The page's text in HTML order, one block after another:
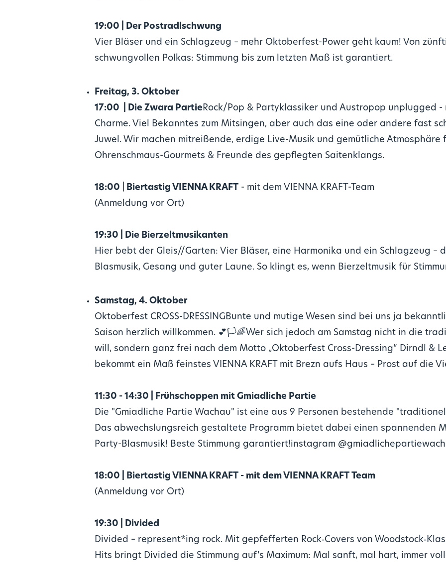
19:00 | Der Postradlschwung
Vier Bläser und ein Schlagzeug – mehr Oktoberfest-Power geht kaum! Von
schwungvollen Polkas: Stimmung bis zum letzten Maß ist garantiert.
Freitag, 3. Oktober
17:00 | Die Zwara Partie Rock/Pop & Partyklassiker und Austropop unplugged
Charme. Viel Bekanntes zum Mitsingen, aber auch das eine oder andere fast
Juwel. Wir machen mitreißende, erdige Live-Musik und gemütliche Atmosphäre
Ohrenschmaus-Gourmets & Freunde des gepflegten Saitenklangs.
18:00 Biertastig VIENNA KRAFT
- mit dem VIENNA KRAFT-Team
(Anmeldung vor Ort)
19:30 | Die Bierzeltmusikanten
Hier bebt der Gleis//Garten: Vier Bläser, eine Harmonika und ein Schlagzeug –
Blasmusik, Gesang und guter Laune. So klingt es, wenn Bierzeltmusik für
Samstag, 4. Oktober
Oktoberfest CROSS-DRESSINGBunte und mutige Wesen sind bei uns ja
Saison herzlich willkommen. 💕🏳️🌈Wer sich jedoch am Samstag nicht in die
will, sondern ganz frei nach dem Motto „Oktoberfest Cross-Dressing“ Dirndl &
bekommt ein Maß feinstes VIENNA KRAFT mit Brezn aufs Haus – Prost auf die
11:30 - 14:30 | Frühschoppen mit Gmiadliche Partie
Die "Gmiadliche Partie Wachau" ist eine aus 9 Personen bestehende
Das abwechslungsreich gestaltete Programm bietet dabei einen spannenden
Party-Blasmusik! Beste Stimmung garantiert!instagram
18:00 | Biertastig VIENNA KRAFT - mit dem VIENNA KRAFT Team
(Anmeldung vor Ort)
19:30 | Divided
Divided – represent*ing rock. Mit gepfefferten Rock‑Covers von
Hits bringt Divided die Stimmung auf’s Maximum: Mal sanft, mal hart, immer